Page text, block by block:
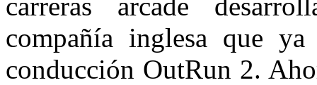
compañía inglesa que
conducción OutRun 2.